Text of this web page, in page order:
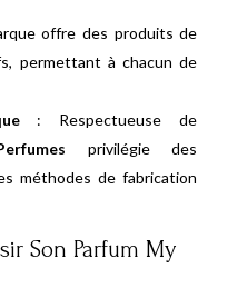
offre des produits de
permettant à chacun de
: Respectueuse de
privilégie des
méthodes de fabrication
Son Parfum My